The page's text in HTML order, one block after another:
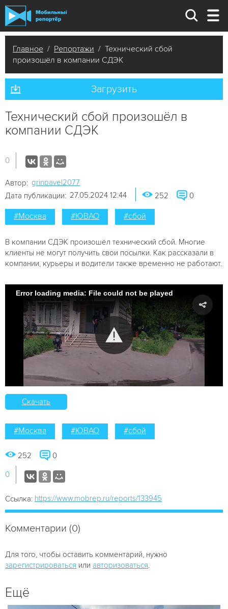
Главное / Репортажи / Технический сбой
произошёл в компании СДЭК
Загрузить
Технический сбой произошёл в
компании СДЭК
0
Автор: grinpavel2077
Дата публикации: 27.05.2024 12:44 252 0
#Москва #ЮВАО #сбой
В компании СДЭК произошёл технический сбой. Многие
клиенты не могут получить свои посылки. Как рассказали в
компании, курьеры и водители также временно не работают.
Error loading media: File could not be played
Скачать
#Москва #ЮВАО #сбой
252 0
0
Ссылка: https://www.mobrep.ru/reports/133945
Комментарии (0)
Для того, чтобы оставить комментарий, нужно
зарегистрироваться или авторизоваться
Ещё